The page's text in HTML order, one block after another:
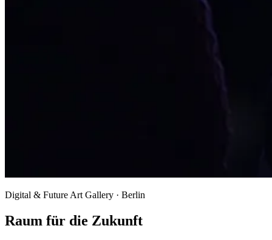
Digital & Future Art Gallery · Berlin
Raum für die Zukunft